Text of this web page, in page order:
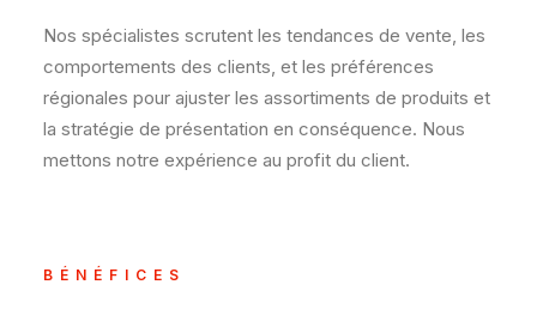
Nos spécialistes scrutent les tendances de vente, les
comportements des clients, et les préférences
régionales pour ajuster les assortiments de produits et
la stratégie de présentation en conséquence. Nous
mettons notre expérience au profit du client.
BÉNÉFICES